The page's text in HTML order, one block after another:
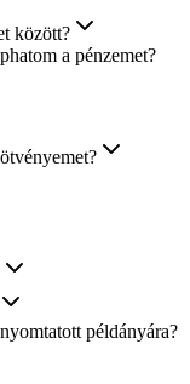
között?
a pénzemet?
példányára?